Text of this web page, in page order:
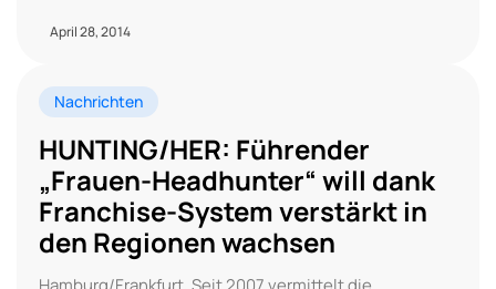
April 28, 2014
Nachrichten
HUNTING/HER: Führender
„Frauen-Headhunter“ will dank
Franchise-System verstärkt in
den Regionen wachsen